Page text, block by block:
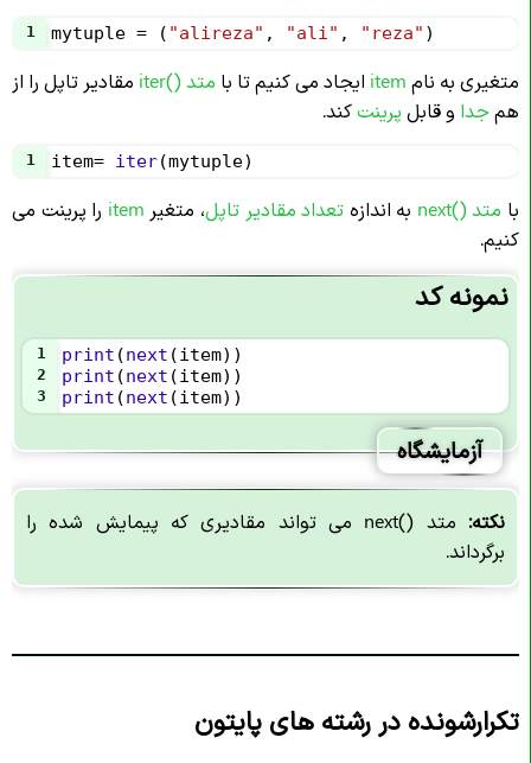
1 mytuple = ( "alireza" , "ali" , "reza" )
متغیری به نام item ایجاد می کنیم تا با متد ()iter
مقادیر تاپل را از
هم جدا و قابل پرینتکند.
1 item= iter(mytuple)
با متد ()next به اندازه تعداد مقادیر تاپل، متغیر item را پرینت می
کنیم.
نمونه کد
1 print (next (item))
2 print (next (item))
3 print (next (item))
آزمایشگاه
نکته:
متد ()next می تواند مقادیری که پیمایش شده را
برگرداند.
تکرارشونده در رشته های پایتون